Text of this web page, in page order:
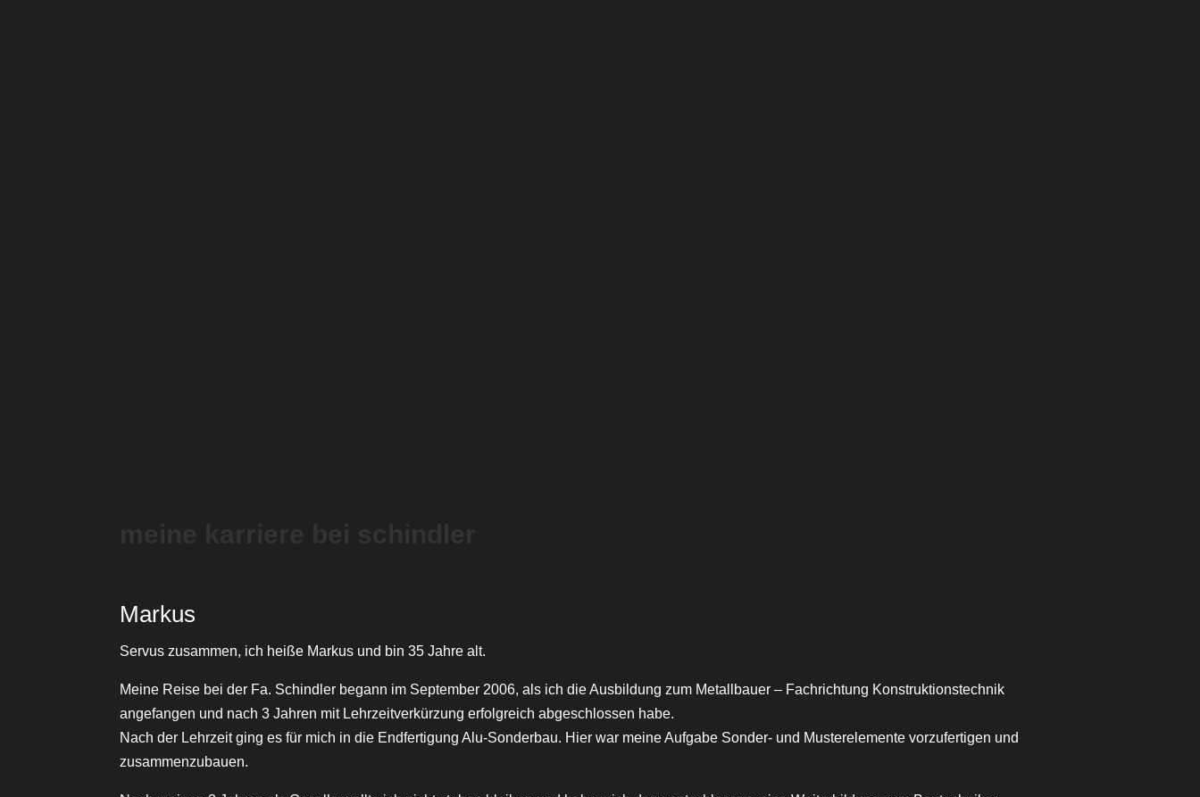
Markus
Servus zusammen, ich heiße Markus und bin 35 Jahre alt.
Meine Reise bei der Fa. Schindler begann im September 2006, als ich die Ausbildung zum Metallbauer – Fachrichtung Konstruktionstechnik
angefangen und nach 3 Jahren mit Lehrzeitverkürzung erfolgreich abgeschlossen habe.
Nach der Lehrzeit ging es für mich in die Endfertigung Alu-Sonderbau. Hier war meine Aufgabe Sonder- und Musterelemente vorzufertigen und
zusammenzubauen.